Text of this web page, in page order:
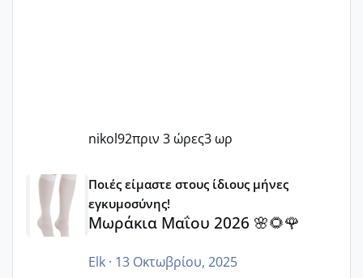
nikol92πριν 3 ώρες3 ωρ
Μωράκια Μαΐου 2026 🌸🌻🌹
Ποιές είμαστε στους ίδιους μήνες
εγκυμοσύνης!
Μωράκια Μαΐου 2026 🌸🌻🌹
Elk· 13 Οκτωβρίου, 2025